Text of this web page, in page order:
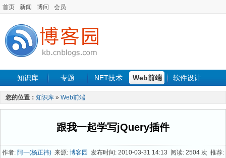
首页 新闻 博问 会员
知识库 专题 .NET技术 Web前端 软件设计
手机开发 软件工程
最新文章
您的位置： 知识库 » Web前端
跟我一起学写jQuery插件
作者: 阿一(杨正祎) 来源: 博客园 发布时间: 2010-03-31 14:13 阅读: 2504 次 推荐: